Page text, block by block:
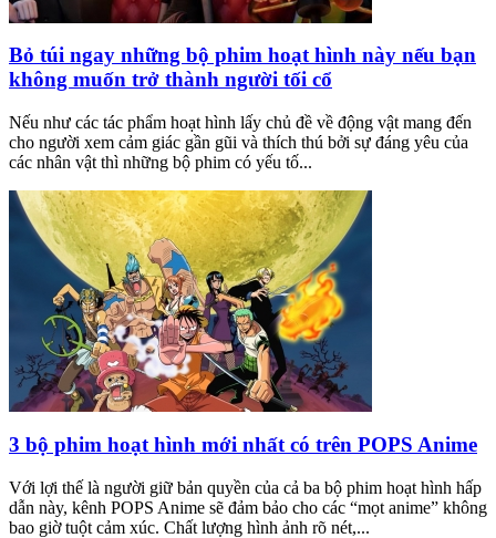
Bỏ túi ngay những bộ phim hoạt hình này nếu bạn
không muốn trở thành người tối cổ
Nếu như các tác phẩm hoạt hình lấy chủ đề về động vật mang đến
cho người xem cảm giác gần gũi và thích thú bởi sự đáng yêu của
các nhân vật thì những bộ phim có yếu tố...
3 bộ phim hoạt hình mới nhất có trên POPS Anime
Với lợi thế là người giữ bản quyền của cả ba bộ phim hoạt hình hấp
dẫn này, kênh POPS Anime sẽ đảm bảo cho các “mọt anime” không
bao giờ tuột cảm xúc. Chất lượng hình ảnh rõ nét,...